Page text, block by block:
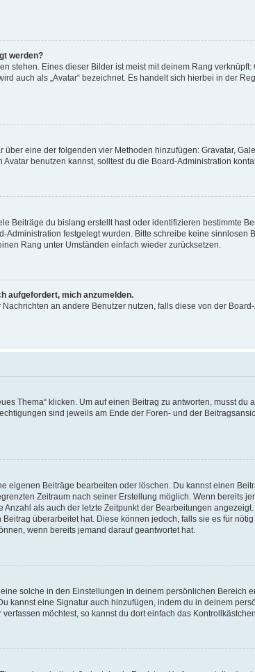
werden?
stehen. Eines dieser Bilder ist meist mit deinem Rang
auch als „Avatar“ bezeichnet. Es handelt sich hierbei in der
über eine der folgenden vier Methoden hinzufügen: Gravatar,
benutzen kannst, solltest du die Board-Administration
Beiträge du bislang erstellt hast oder identifizieren bestimmte
Administration festgelegt wurden. Bitte schreibe keine
Rang unter Umständen einfach wieder zurücksetzen.
aufgefordert, mich anzumelden.
an andere Benutzer nutzen, falls diese von der
Thema“ klicken. Um auf einen Beitrag zu antworten, musst du
sind jeweils am Ende der Foren- und der
eigenen Beiträge bearbeiten oder löschen. Du kannst einen
Zeitraum nach seiner Erstellung möglich. Wenn bereits
als auch der letzte Zeitpunkt der Bearbeitungen
überarbeitet hat. Diese können jedoch, falls sie es für
wenn bereits jemand darauf geantwortet hat.
solche in den Einstellungen in deinem persönlichen Bereich
kannst eine Signatur auch hinzufügen, indem du in deinem
möchtest, so kannst du dort einfach das